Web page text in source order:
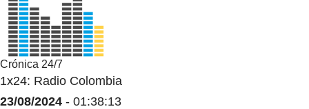
Crónica 24/7
1x24: Radio Colombia
23/08/2024 - 01:38:13